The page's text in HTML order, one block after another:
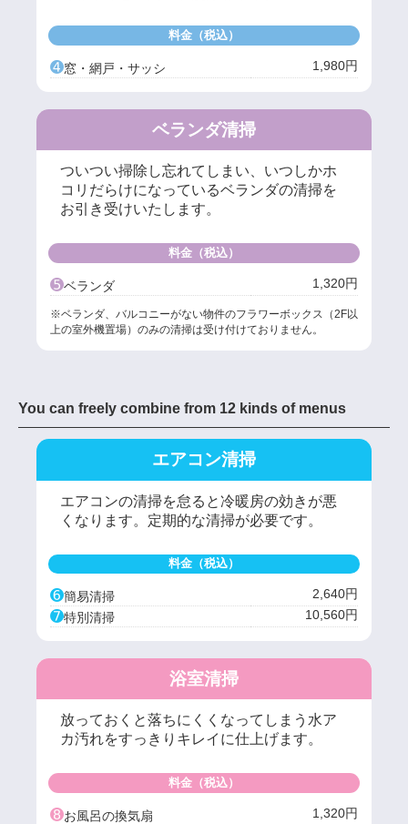
料金（税込）
➍窓・網戸・サッシ 1,980円
ベランダ清掃
ついつい掃除し忘れてしまい、いつしかホ
コリだらけになっているベランダの清掃を
お引き受けいたします。
料金（税込）
➎ベランダ 1,320円
※ベランダ、バルコニーがない物件のフラワーボックス（2F以
上の室外機置場）のみの清掃は受け付けておりません。
You can freely combine from 12 kinds of menus
エアコン清掃
エアコンの清掃を怠ると冷暖房の効きが悪
くなります。定期的な清掃が必要です。
料金（税込）
➏簡易清掃 2,640円
➐特別清掃 10,560円
浴室清掃
放っておくと落ちにくくなってしまう水ア
カ汚れをすっきりキレイに仕上げます。
料金（税込）
➑お風呂の換気扇 1,320円